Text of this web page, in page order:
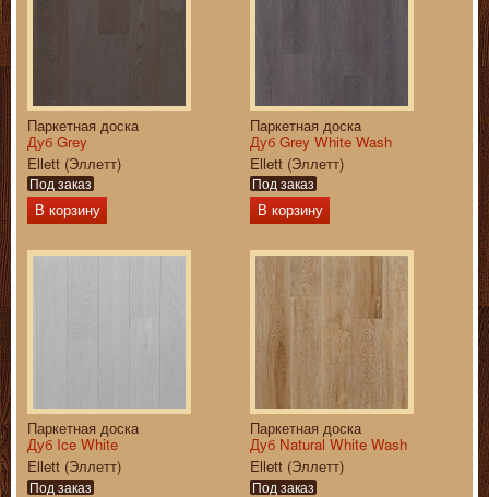
Паркетная доска
Дуб Grey
Ellett (Эллетт)
Под заказ
В корзину
Паркетная доска
Дуб Grey White Wash
Ellett (Эллетт)
Под заказ
В корзину
Паркетная доска
Дуб Ice White
Ellett (Эллетт)
Под заказ
Паркетная доска
Дуб Natural White Wash
Ellett (Эллетт)
Под заказ